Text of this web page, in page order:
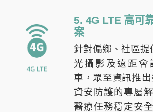
5. 4G LTE 高可
案
針對偏鄉、社區提
光攝影及遠距會
車，眾至資訊推
資安防護的專屬
醫療任務穩定安